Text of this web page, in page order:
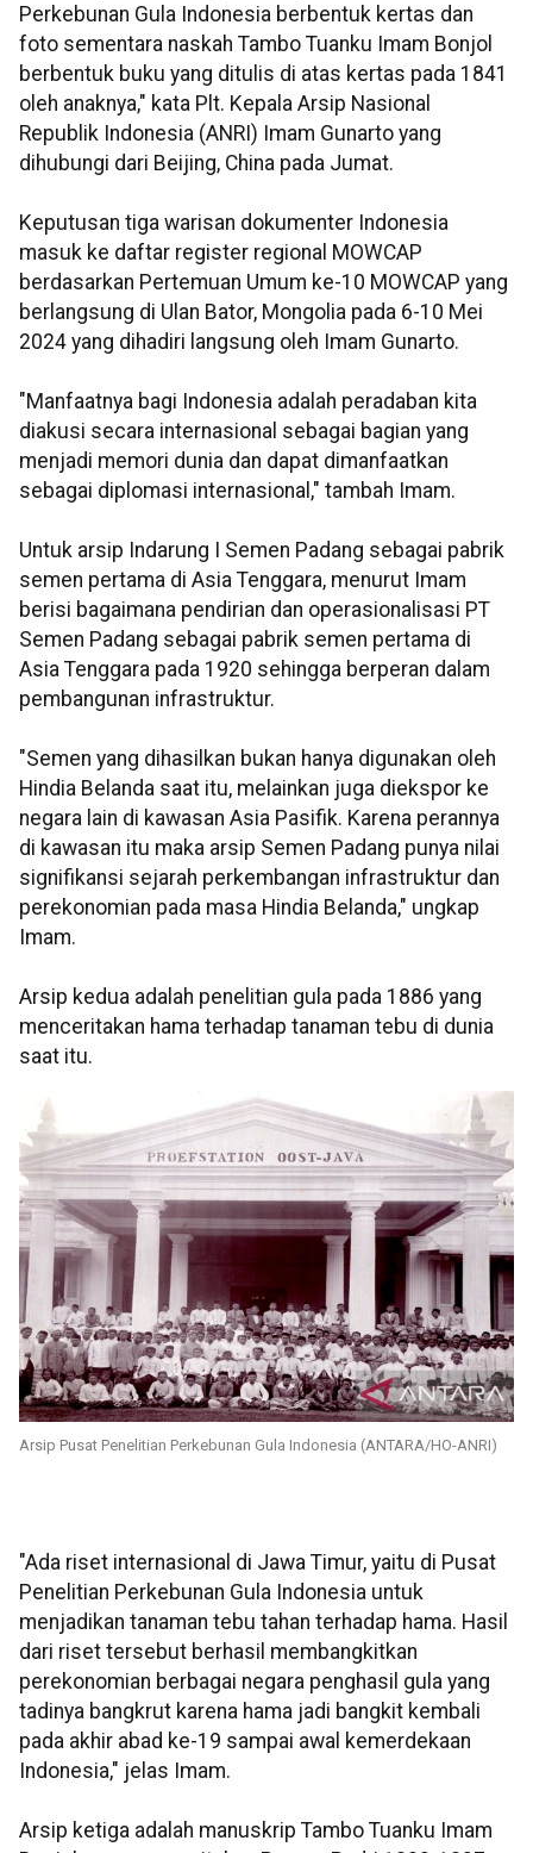
Perkebunan Gula Indonesia berbentuk kertas dan
foto sementara naskah Tambo Tuanku Imam Bonjol
berbentuk buku yang ditulis di atas kertas pada 1841
oleh anaknya," kata Plt. Kepala Arsip Nasional
Republik Indonesia (ANRI) Imam Gunarto yang
dihubungi dari Beijing, China pada Jumat.
Keputusan tiga warisan dokumenter Indonesia
masuk ke daftar register regional MOWCAP
berdasarkan Pertemuan Umum ke-10 MOWCAP yang
berlangsung di Ulan Bator, Mongolia pada 6-10 Mei
2024 yang dihadiri langsung oleh Imam Gunarto.
"Manfaatnya bagi Indonesia adalah peradaban kita
diakusi secara internasional sebagai bagian yang
menjadi memori dunia dan dapat dimanfaatkan
sebagai diplomasi internasional," tambah Imam.
Untuk arsip Indarung I Semen Padang sebagai pabrik
semen pertama di Asia Tenggara, menurut Imam
berisi bagaimana pendirian dan operasionalisasi PT
Semen Padang sebagai pabrik semen pertama di
Asia Tenggara pada 1920 sehingga berperan dalam
pembangunan infrastruktur.
"Semen yang dihasilkan bukan hanya digunakan oleh
Hindia Belanda saat itu, melainkan juga diekspor ke
negara lain di kawasan Asia Pasifik. Karena perannya
di kawasan itu maka arsip Semen Padang punya nilai
signifikansi sejarah perkembangan infrastruktur dan
perekonomian pada masa Hindia Belanda," ungkap
Imam.
Arsip kedua adalah penelitian gula pada 1886 yang
menceritakan hama terhadap tanaman tebu di dunia
saat itu.
Arsip Pusat Penelitian Perkebunan Gula Indonesia (ANTARA/HO-ANRI)
"Ada riset internasional di Jawa Timur, yaitu di Pusat
Penelitian Perkebunan Gula Indonesia untuk
menjadikan tanaman tebu tahan terhadap hama. Hasil
dari riset tersebut berhasil membangkitkan
perekonomian berbagai negara penghasil gula yang
tadinya bangkrut karena hama jadi bangkit kembali
pada akhir abad ke-19 sampai awal kemerdekaan
Indonesia," jelas Imam.
Arsip ketiga adalah manuskrip Tambo Tuanku Imam